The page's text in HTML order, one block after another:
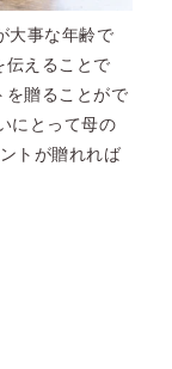
大事な年齢で
伝えることで
を贈ることがで
にとって母の
トが贈れれば